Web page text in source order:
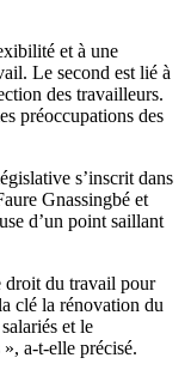
et à une
Le second est lié à
des travailleurs.
préoccupations des
s’inscrit dans
Gnassingbé et
d’un point saillant
droit du travail pour
clé la rénovation du
et le
a-t-elle précisé.